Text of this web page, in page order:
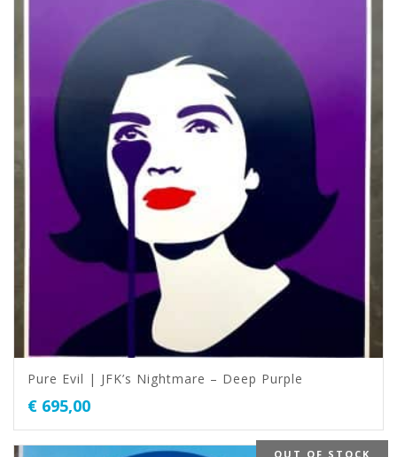
Pure Evil | JFK’s Nightmare – Deep Purple
€ 695,00
OUT OF STOCK